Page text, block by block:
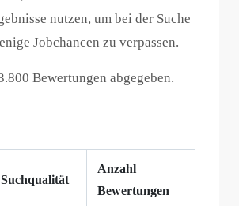
nutzen, um bei der Suche
Jobchancen zu verpassen.
Bewertungen abgegeben.
Suchqualität
Anzahl
Bewertungen